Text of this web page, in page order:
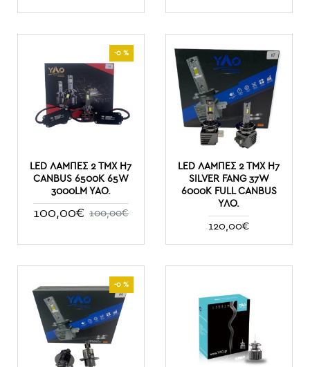
-0 %
LED ΛΆΜΠΕΣ 2 ΤΜΧ H7
CANBUS 6500K 65W
3000LM YAO.
100,00€ 100,00€
LED ΛΆΜΠΕΣ 2 ΤΜΧ H7
SILVER FANG 37W
6000K FULL CANBUS
ΥΛΟ.
120,00€
-0 %